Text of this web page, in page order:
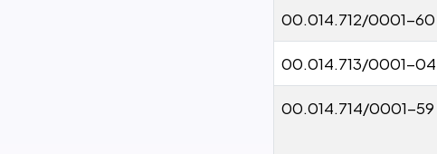
00.014.712/0001-60
00.014.713/0001-04
00.014.714/0001-59